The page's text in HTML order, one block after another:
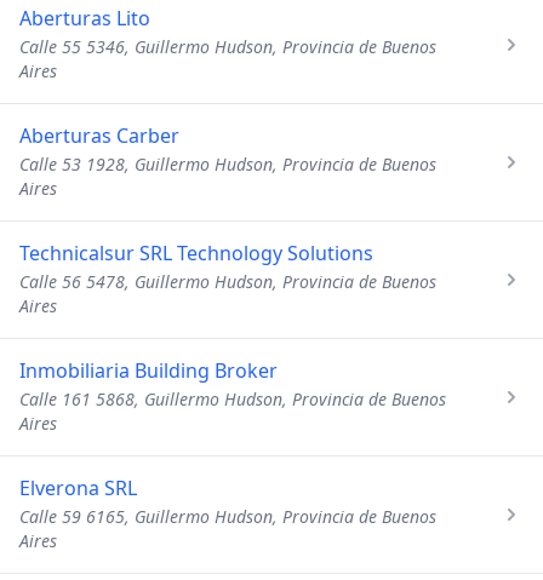
Aberturas Lito
Calle 55 5346, Guillermo Hudson, Provincia de Buenos
Aires
Aberturas Carber
Calle 53 1928, Guillermo Hudson, Provincia de Buenos
Aires
Technicalsur SRL Technology Solutions
Calle 56 5478, Guillermo Hudson, Provincia de Buenos
Aires
Inmobiliaria Building Broker
Calle 161 5868, Guillermo Hudson, Provincia de Buenos
Aires
Elverona SRL
Calle 59 6165, Guillermo Hudson, Provincia de Buenos
Aires